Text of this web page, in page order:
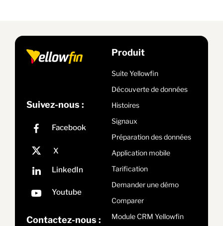
Suivez-nous :
Contactez-nous :
Produit
Suite Yellowfin
Découverte de données
Histoires
Signaux
Préparation des données
Application mobile
Tarification
Demander une démo
Comparer
Module CRM Yellowfin